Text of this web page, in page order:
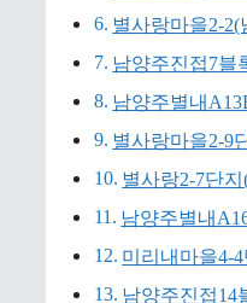
별사랑마을2-
남양주진접7블
남양주별내
별사랑마을2-9
별사랑2-7단
남양주별내
미리내마을4-
남양주진접14